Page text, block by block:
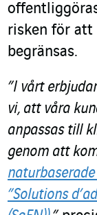
risken för att
begränsas.
”I vårt
vi, att våra
anpassas till
genom att
”Solutions